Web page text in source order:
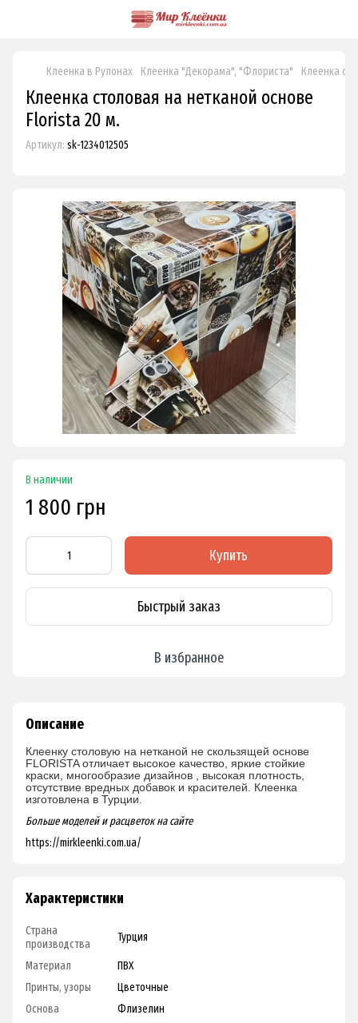
Клеенка в Рулонах Клеенка "Декорама", "Флориста" Клеенка
Клеенка столовая на нетканой основе
Florista 20 м.
Артикул: sk-1234012505
В наличии
1 800 грн
Купить
Быстрый заказ
В избранное
Описание
Клеенку столовую на нетканой не скользящей основе
FLORISTA отличает высокое качество, яркие стойкие
краски, многообразие дизайнов , высокая плотность,
отсутствие вредных добавок и красителей. Клеенка
изготовлена в Турции.
Больше моделей и расцветок на сайте
https://mirkleenki.com.ua/
Характеристики
Страна
производства
Турция
Материал
ПВХ
Принты, узоры
Цветочные
Основа
Флизелин